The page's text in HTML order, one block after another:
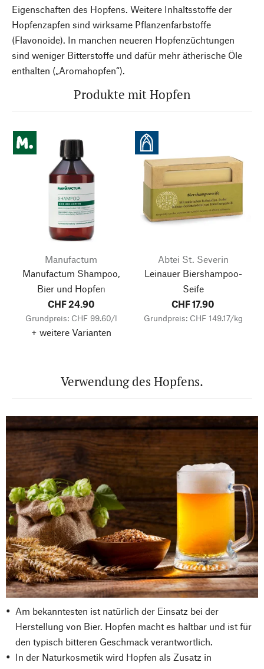
Eigenschaften des Hopfens. Weitere Inhaltsstoffe der
Hopfenzapfen sind wirksame Pflanzenfarbstoffe
(Flavonoide). In manchen neueren Hopfenzüchtungen
sind weniger Bitterstoffe und dafür mehr ätherische Öle
enthalten („Aromahopfen“).
Produkte mit Hopfen
Manufactum
Manufactum Shampoo,
Bier und Hopfen
CHF 24.90
Grundpreis: CHF 99.60/l
+ weitere Varianten
Abtei St. Severin
Leinauer Biershampoo-
Seife
CHF 17.90
Grundpreis: CHF 149.17/kg
Verwendung des Hopfens.
Am bekanntesten ist natürlich der Einsatz bei der
Herstellung von Bier. Hopfen macht es haltbar und ist für
den typisch bitteren Geschmack verantwortlich.
In der Naturkosmetik wird Hopfen als Zusatz in